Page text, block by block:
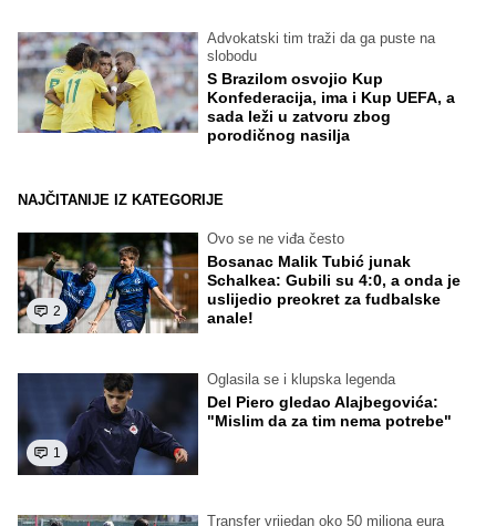
Advokatski tim traži da ga puste na
slobodu
S Brazilom osvojio Kup
Konfederacija, ima i Kup UEFA, a
sada leži u zatvoru zbog
porodičnog nasilja
NAJČITANIJE IZ KATEGORIJE
2
Ovo se ne viđa često
Bosanac Malik Tubić junak
Schalkea: Gubili su 4:0, a onda je
uslijedio preokret za fudbalske
anale!
1
Oglasila se i klupska legenda
Del Piero gledao Alajbegovića:
"Mislim da za tim nema potrebe"
Transfer vrijedan oko 50 miliona eura